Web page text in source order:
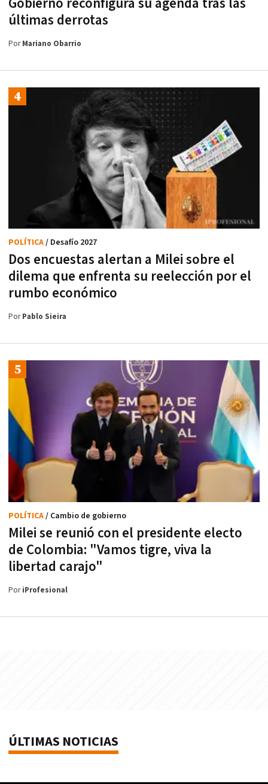
últimas derrotas
PorMariano Obarrio
Dos encuestas alertan a Milei sobre el
dilema que enfrenta su reelección por el
rumbo económico
POLÍTICA/ Desafío 2027
PorPablo Sieira
Milei se reunió con el presidente electo
de Colombia: "Vamos tigre, viva la
libertad carajo"
POLÍTICA/ Cambio de gobierno
PoriProfesional
ÚLTIMAS NOTICIAS